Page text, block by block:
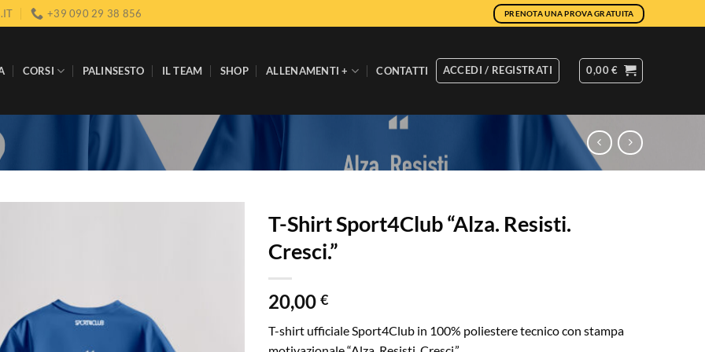
+39 090 29 38 856 PRENOTA UNA PROVA GRATUITA
CORSI PALINSESTO IL TEAM SHOP ALLENAMENTI + CONTATTI ACCEDI / REGISTRATI 0,00€
T-Shirt Sport4Club “Alza. Resisti.
Cresci.”
20,00 €
T-shirt ufficiale Sport4Club in 100% poliestere tecnico con stampa